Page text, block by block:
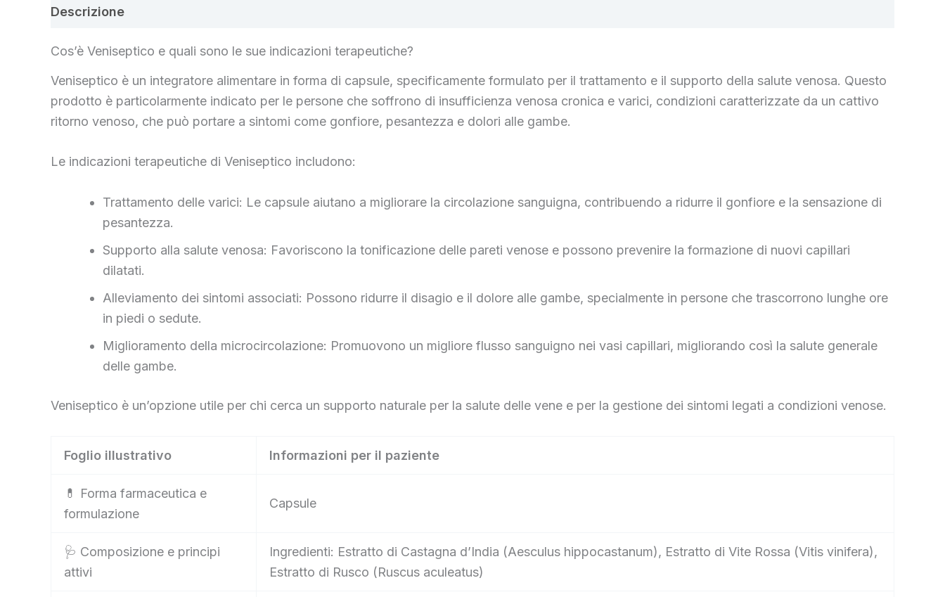
Descrizione
Cos’è Veniseptico e quali sono le sue indicazioni terapeutiche?
Veniseptico è un integratore alimentare in forma di capsule, specificamente formulato per il trattamento e il supporto della salute venosa. Questo
prodotto è particolarmente indicato per le persone che soffrono di insufficienza venosa cronica e varici, condizioni caratterizzate da un cattivo
ritorno venoso, che può portare a sintomi come gonfiore, pesantezza e dolori alle gambe.
Le indicazioni terapeutiche di Veniseptico includono:
Trattamento delle varici: Le capsule aiutano a migliorare la circolazione sanguigna, contribuendo a ridurre il gonfiore e la sensazione di
pesantezza.
Supporto alla salute venosa: Favoriscono la tonificazione delle pareti venose e possono prevenire la formazione di nuovi capillari
dilatati.
Alleviamento dei sintomi associati: Possono ridurre il disagio e il dolore alle gambe, specialmente in persone che trascorrono lunghe ore
in piedi o sedute.
Miglioramento della microcircolazione: Promuovono un migliore flusso sanguigno nei vasi capillari, migliorando così la salute generale
delle gambe.
Veniseptico è un’opzione utile per chi cerca un supporto naturale per la salute delle vene e per la gestione dei sintomi legati a condizioni venose.
Foglio illustrativo Informazioni per il paziente
💊 Forma farmaceutica e
formulazione
Capsule
🩺 Composizione e principi
attivi
Ingredienti: Estratto di Castagna d’India (Aesculus hippocastanum), Estratto di Vite Rossa (Vitis vinifera),
Estratto di Rusco (Ruscus aculeatus)